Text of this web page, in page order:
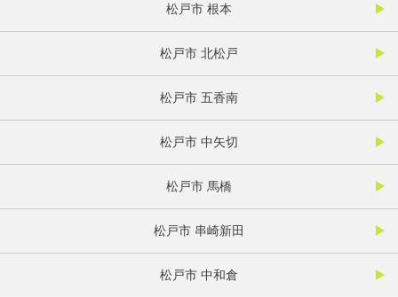
松戸市 根本
松戸市 北松戸
松戸市 五香南
松戸市 中矢切
松戸市 馬橋
松戸市 串崎新田
松戸市 中和倉